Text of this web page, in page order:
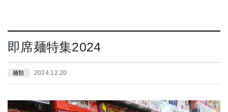
即席麺特集2024
麺類 2024.12.20